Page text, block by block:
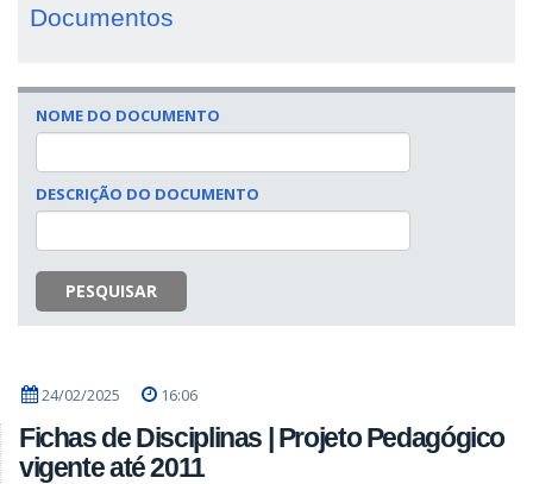
Documentos
NOME DO DOCUMENTO
DESCRIÇÃO DO DOCUMENTO
PESQUISAR
24/02/2025 16:06
Fichas de Disciplinas | Projeto Pedagógico
vigente até 2011